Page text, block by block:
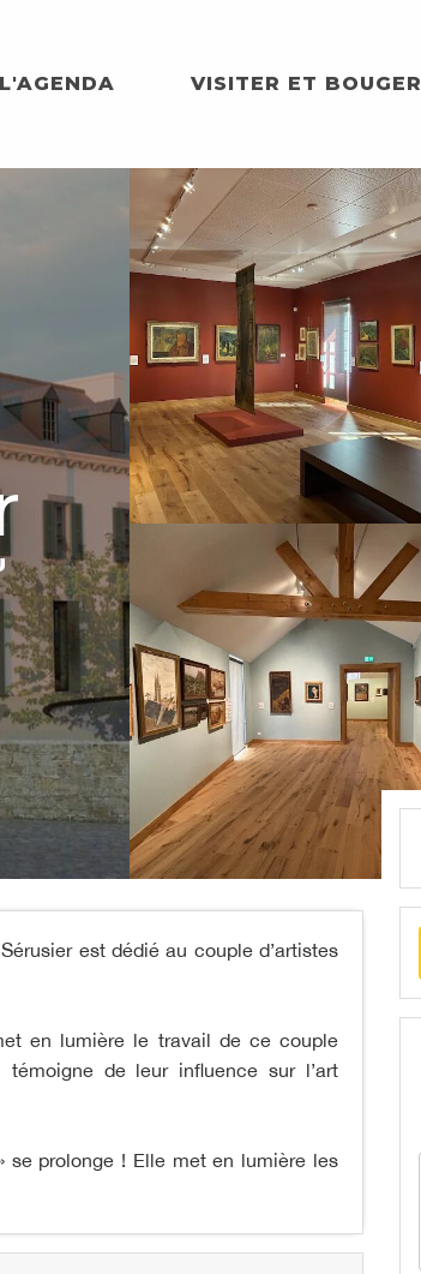
L'AGENDA VISITER ET BOUGER
est dédié au couple d’artistes
en lumière le travail de ce couple
témoigne de leur influence sur l’art
se prolonge ! Elle met en lumière les